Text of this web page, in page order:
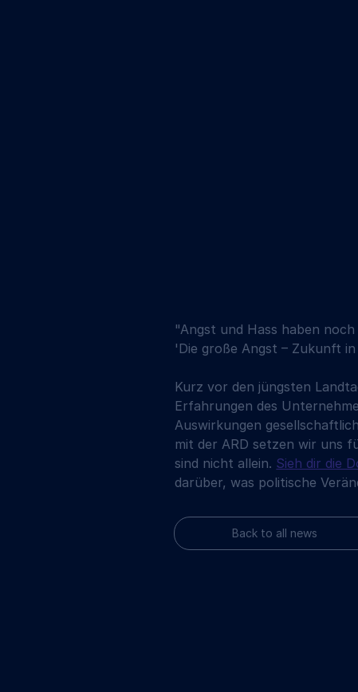
"Angst und Hass haben
'Die große Angst – Zukunft
Kurz vor den jüngsten
Erfahrungen des
Auswirkungen
mit der ARD setzen wir uns
sind nicht allein. Sieh dir die
darüber, was politische
Back to all news